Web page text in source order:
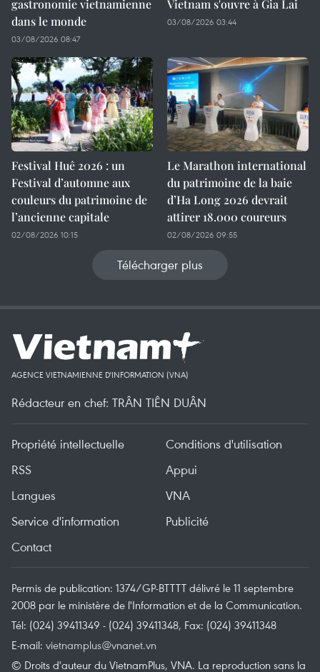
gastronomie vietnamienne
dans le monde
03/08/2026 08:47
Vietnam s'ouvre à Gia Lai
03/08/2026 03:44
Festival Huê 2026 : un
Festival d’automne aux
couleurs du patrimoine de
l’ancienne capitale
02/08/2026 10:15
Le Marathon international
du patrimoine de la baie
d’Ha Long 2026 devrait
attirer 18.000 coureurs
02/08/2026 09:55
Télécharger plus
AGENCE VIETNAMIENNE D'INFORMATION (VNA)
Rédacteur en chef: TRÂN TIÊN DUÂN
Propriété intellectuelle
Conditions d'utilisation
RSS
Appui
Langues
VNA
Service d'information
Publicité
Contact
Permis de publication: 1374/GP-BTTTT délivré le 11 septembre
2008 par le ministère de l'Information et de la Communication.
Tél: (024) 39411349 - (024) 39411348, Fax: (024) 39411348
E-mail: vietnamplus@vnanet.vn
© Droits d'auteur du VietnamPlus, VNA. La reproduction sans la